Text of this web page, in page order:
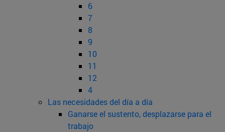
6
7
8
9
10
11
12
4
Las necesidades del día a día
Ganarse el sustento, desplazarse para el
trabajo